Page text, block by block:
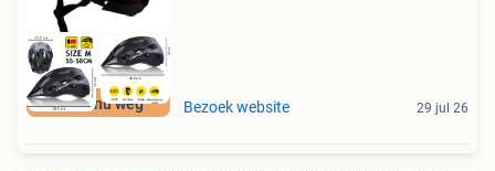
Moet nu weg Bezoek website 29 jul 26